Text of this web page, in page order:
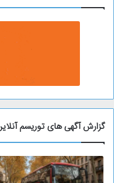
گزارش آگهی های توریسم